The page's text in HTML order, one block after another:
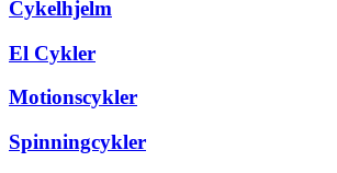
Cykelhjelm
El Cykler
Motionscykler
Spinningcykler